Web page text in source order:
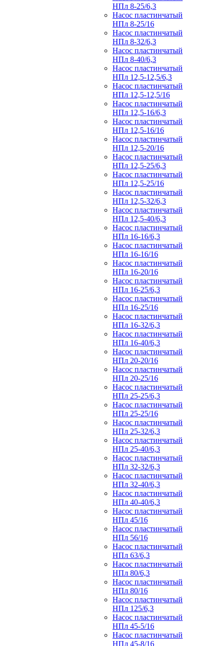
НПл 8-25/6,3
Насос пластинчатый
НПл 8-25/16
Насос пластинчатый
НПл 8-32/6,3
Насос пластинчатый
НПл 8-40/6,3
Насос пластинчатый
НПл 12,5-12,5/6,3
Насос пластинчатый
НПл 12,5-12,5/16
Насос пластинчатый
НПл 12,5-16/6,3
Насос пластинчатый
НПл 12,5-16/16
Насос пластинчатый
НПл 12,5-20/16
Насос пластинчатый
НПл 12,5-25/6,3
Насос пластинчатый
НПл 12,5-25/16
Насос пластинчатый
НПл 12,5-32/6,3
Насос пластинчатый
НПл 12,5-40/6,3
Насос пластинчатый
НПл 16-16/6,3
Насос пластинчатый
НПл 16-16/16
Насос пластинчатый
НПл 16-20/16
Насос пластинчатый
НПл 16-25/6,3
Насос пластинчатый
НПл 16-25/16
Насос пластинчатый
НПл 16-32/6,3
Насос пластинчатый
НПл 16-40/6,3
Насос пластинчатый
НПл 20-20/16
Насос пластинчатый
НПл 20-25/16
Насос пластинчатый
НПл 25-25/6,3
Насос пластинчатый
НПл 25-25/16
Насос пластинчатый
НПл 25-32/6,3
Насос пластинчатый
НПл 25-40/6,3
Насос пластинчатый
НПл 32-32/6,3
Насос пластинчатый
НПл 32-40/6,3
Насос пластинчатый
НПл 40-40/6,3
Насос пластинчатый
НПл 45/16
Насос пластинчатый
НПл 56/16
Насос пластинчатый
НПл 63/6,3
Насос пластинчатый
НПл 80/6,3
Насос пластинчатый
НПл 80/16
Насос пластинчатый
НПл 125/6,3
Насос пластинчатый
НПл 45-5/16
Насос пластинчатый
НПл 45-8/16